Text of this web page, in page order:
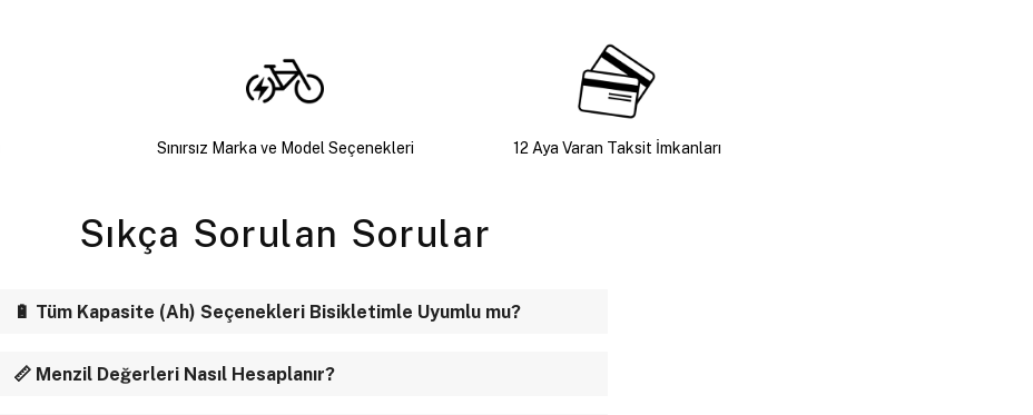
Sınırsız Marka ve Model Seçenekleri 12 Aya Varan Taksit İmkanları
Sıkça Sorulan Sorular
🔋 Tüm Kapasite (Ah) Seçenekleri Bisikletimle Uyumlu mu?
📏 Menzil Değerleri Nasıl Hesaplanır?